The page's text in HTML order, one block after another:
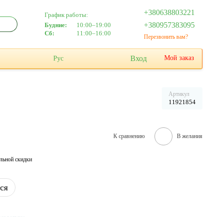
График работы:
Будние:
10:00–19:00
Сб:
11:00–16:00
+380638803221
+380957383095
Перезвонить вам?
Рус Вход Мой заказ
Артикул
11921854
К сравнению В желания
скидки